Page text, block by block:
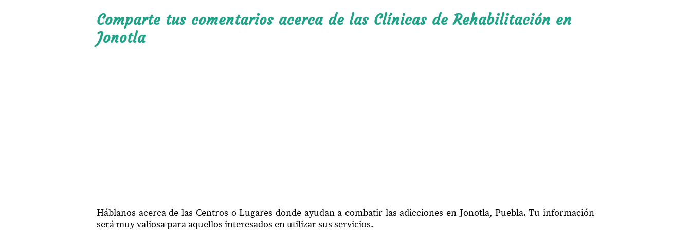
Comparte tus comentarios acerca de las Clínicas de Rehabilitación en
Jonotla
Háblanos acerca de las Centros o Lugares donde ayudan a combatir las adicciones en Jonotla, Puebla. Tu información
será muy valiosa para aquellos interesados en utilizar sus servicios.